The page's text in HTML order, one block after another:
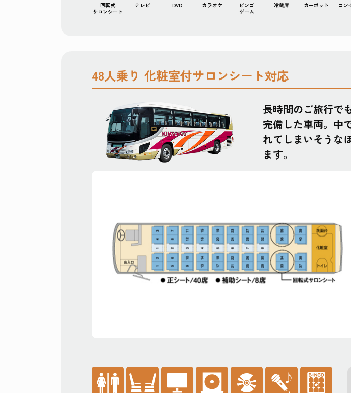
回転式
サロンシート
テレビ DVD カラオケ
ビンゴ
ゲーム
冷蔵庫 カーポット コン
48人乗り 化粧室付サロンシート対応
長時間のご旅行で
完備した車両。中
れてしまいそうな
ます。